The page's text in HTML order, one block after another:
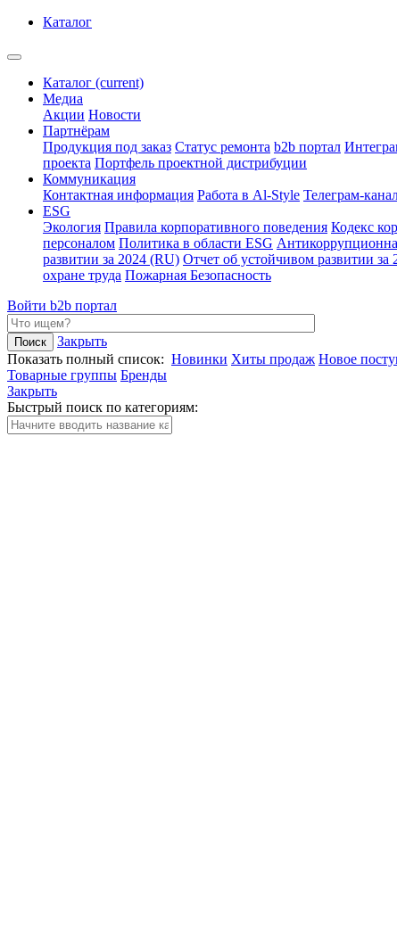
Каталог
Каталог (current)
Медиа
Акции Новости
Партнёрам
Продукция под заказ Статус ремонта b2b портал
проекта Портфель проектной дистрибуции
Коммуникация
Контактная информация Работа в Al-Style Телеграм-
ESG
Экология Правила корпоративного поведения Кодекс
персоналом Политика в области ESG
развитии за 2024 (RU) Отчет об устойчивом развитии за
охране труда Пожарная Безопасность
Войти b2b портал
Закрыть
Показать полный список: Новинки Хиты продаж Новое
Товарные группы Бренды
Закрыть
Быстрый поиск по категориям: